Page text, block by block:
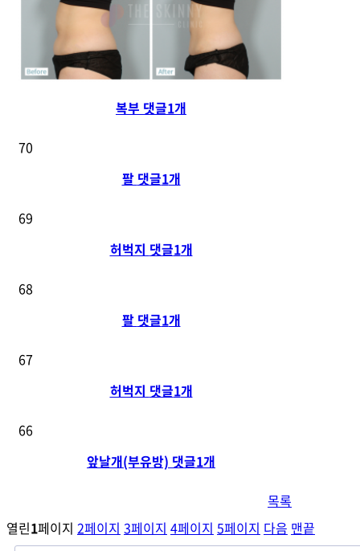
복부 댓글1개
70
팔 댓글1개
69
허벅지 댓글1개
68
팔 댓글1개
67
허벅지 댓글1개
66
앞날개(부유방) 댓글1개
목록
열린1페이지 2페이지 3페이지 4페이지 5페이지 다음 맨끝